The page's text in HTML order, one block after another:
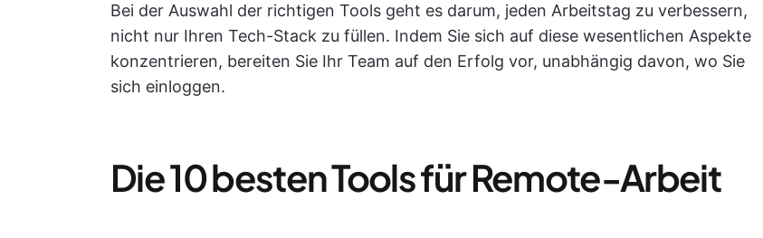
Bei der Auswahl der richtigen Tools geht es darum, jeden Arbeitstag zu verbessern,
nicht nur Ihren Tech-Stack zu füllen. Indem Sie sich auf diese wesentlichen Aspekte
konzentrieren, bereiten Sie Ihr Team auf den Erfolg vor, unabhängig davon, wo Sie
sich einloggen.
Die 10 besten Tools für Remote-Arbeit